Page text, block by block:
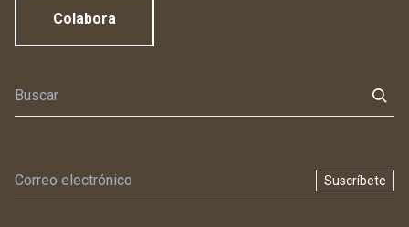
Colabora
Suscríbete